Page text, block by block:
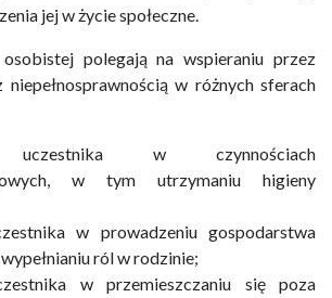
jej w życie społeczne.
osobistej polegają na wspieraniu przez
w różnych sferach
uczestnika w czynnościach
w tym utrzymaniu higieny
w prowadzeniu gospodarstwa
ról w rodzinie;
w przemieszczaniu się poza